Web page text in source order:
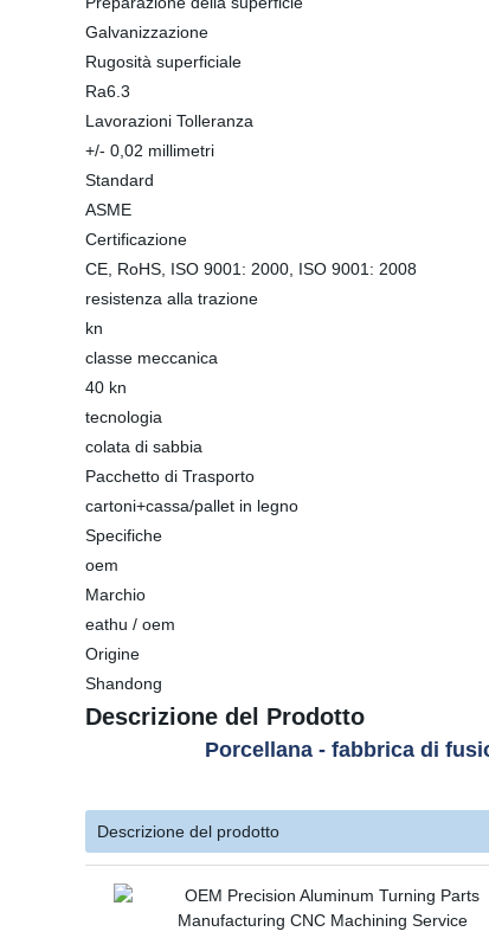
Galvanizzazione
Rugosità superficiale
Ra6.3
Lavorazioni Tolleranza
+/- 0,02 millimetri
Standard
ASME
Certificazione
CE, RoHS, ISO 9001: 2000, ISO 9001: 2008
resistenza alla trazione
kn
classe meccanica
40 kn
tecnologia
colata di sabbia
Pacchetto di Trasporto
cartoni+cassa/pallet in legno
Specifiche
oem
Marchio
eathu / oem
Origine
Shandong
Descrizione del Prodotto
Porcellana - fabbrica di
Descrizione del prodotto